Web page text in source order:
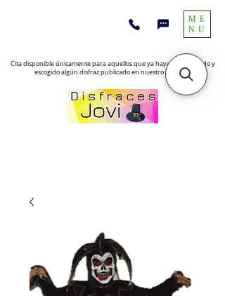
Cita disponible únicamente para aquellos que ya hayan encontrado y
escogido algún disfraz publicado en nuestro sitio web
ME
NU